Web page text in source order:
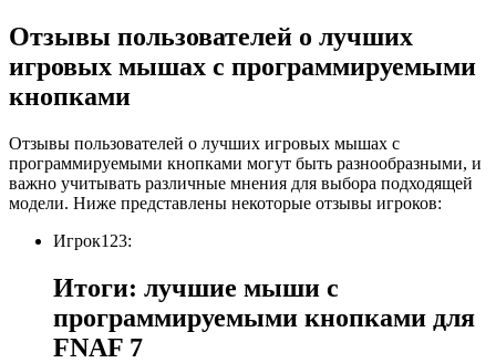
Отзывы пользователей о лучших
игровых мышах с программируемыми
кнопками
Отзывы пользователей о лучших игровых мышах с
программируемыми кнопками могут быть разнообразными, и
важно учитывать различные мнения для выбора подходящей
модели. Ниже представлены некоторые отзывы игроков:
Игрок123:
Итоги: лучшие мыши с
программируемыми кнопками для
FNAF 7